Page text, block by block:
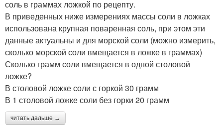
соль в граммах ложкой по рецепту.
В приведенных ниже измерениях массы соли в ложках
использована крупная поваренная соль, при этом эти
данные актуальны и для морской соли (можно измерить,
сколько морской соли вмещается в ложке в граммах)
Сколько грамм соли вмещается в одной столовой
ложке?
В столовой ложке соли с горкой 30 грамм
В 1 столовой ложке соли без горки 20 грамм
читать дальше →